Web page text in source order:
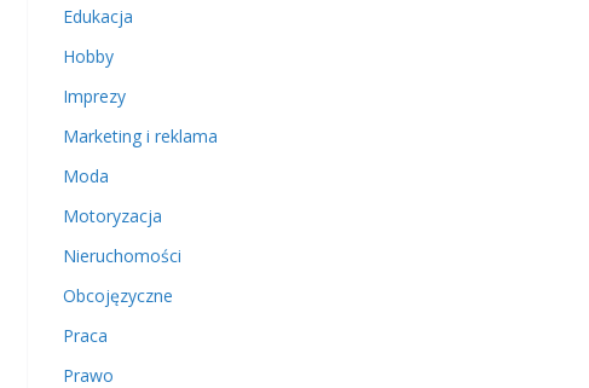
Edukacja
Hobby
Imprezy
Marketing i reklama
Moda
Motoryzacja
Nieruchomości
Obcojęzyczne
Praca
Prawo